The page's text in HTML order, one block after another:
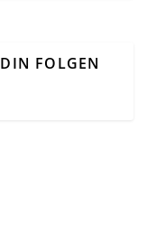
FOLGEN